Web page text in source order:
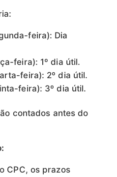
feira): Dia
feira): 1º dia útil.
feira): 2º dia útil.
feira): 3º dia útil.
contados antes do
CPC, os prazos